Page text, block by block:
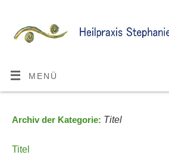
MENÜ
Archiv der Kategorie: Titel
Titel